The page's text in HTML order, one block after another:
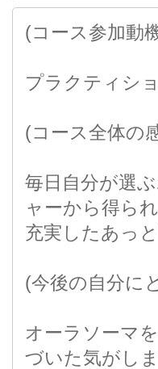
(コース参加動機
プラクティシ
(コース全体の
毎日自分が選
ャーから得ら
充実したあっ
(今後の自分に
オーラソーマ
づいた気がしま